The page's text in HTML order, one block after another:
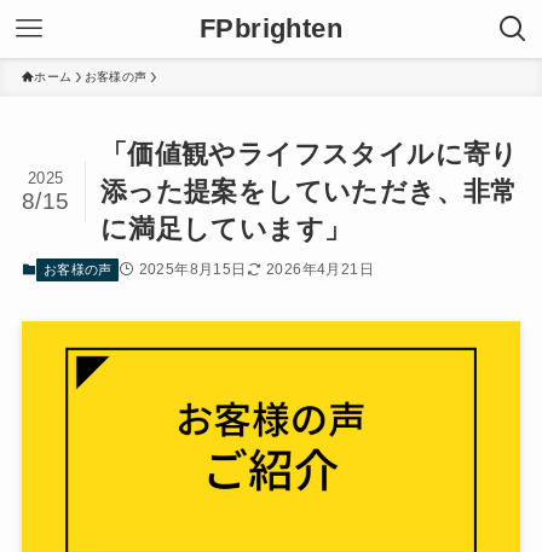
FPbrighten
ホーム お客様の声
「価値観やライフスタイルに寄り
添った提案をしていただき、非常
に満足しています」
2025
8/15
お客様の声 2025年8月15日 2026年4月21日